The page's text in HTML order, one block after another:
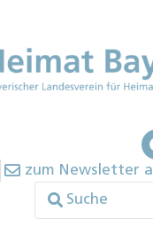
zum Newsletter